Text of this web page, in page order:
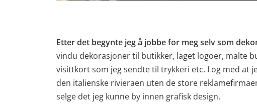
Etter det begynte jeg å jobbe for meg selv som
vindu dekorasjoner til butikker, laget logoer, malte
visittkort som jeg sendte til trykkeri etc. I og med at
den italienske rivieraen uten de store
selge det jeg kunne by innen grafisk design.